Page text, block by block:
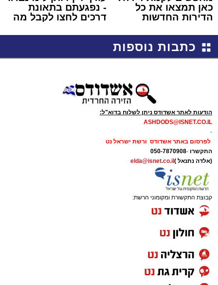
כאן תמצאו את כל
הדירות החדשות
- נפגעתם בתאונת
דרכים לחצו לקבל מה
כתבות נוספות
הודעות לאתר אשדודס ניתן לשלוח בדוא"ל:
ASHDODS@ISNET.CO.IL
-
לפרסום באתר אשדודס ורשת ישראל נט
התקשרו -
050-7870908
(אלדה נתנאל ) elda@isnet.co.il
קבוצת התקשורת ומקומוני הרשת: